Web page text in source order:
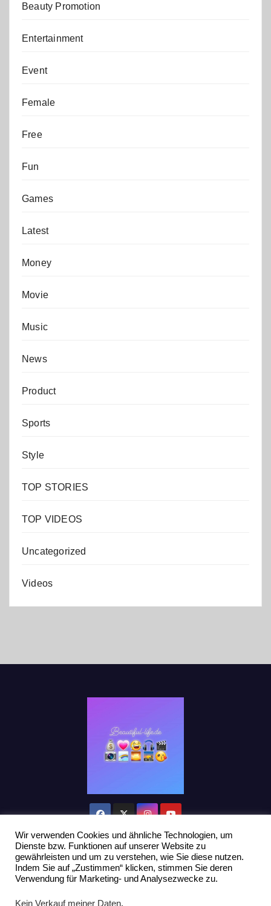
Beauty Promotion
Entertainment
Event
Female
Free
Fun
Games
Latest
Money
Movie
Music
News
Product
Sports
Style
TOP STORIES
TOP VIDEOS
Uncategorized
Videos
Stolz präsentiert von WordPress|Theme: Newsup vonThemeansar
Home Datenschutzerklärung
Wir verwenden Cookies und ähnliche Technologien, um
Dienste bzw. Funktionen auf unserer Website zu
gewährleisten und um zu verstehen, wie Sie diese nutzen.
Indem Sie auf „Zustimmen“ klicken, stimmen Sie deren
Verwendung für Marketing- und Analysezwecke zu.
Kein Verkauf meiner Daten.